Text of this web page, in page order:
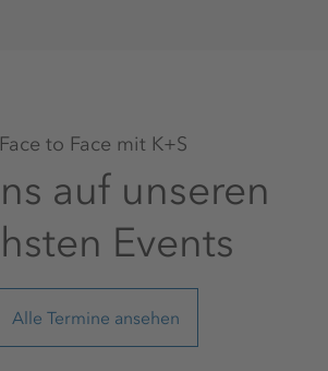
Face to Face mit K+S
auf unseren
Events
Alle Termine ansehen